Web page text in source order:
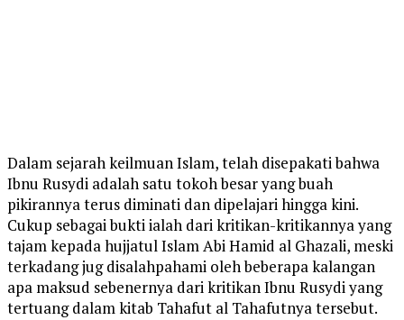
Dalam sejarah keilmuan Islam, telah disepakati bahwa
Ibnu Rusydi adalah satu tokoh besar yang buah
pikirannya terus diminati dan dipelajari hingga kini.
Cukup sebagai bukti ialah dari kritikan-kritikannya yang
tajam kepada hujjatul Islam Abi Hamid al Ghazali, meski
terkadang jug disalahpahami oleh beberapa kalangan
apa maksud sebenernya dari kritikan Ibnu Rusydi yang
tertuang dalam kitab Tahafut al Tahafutnya tersebut.